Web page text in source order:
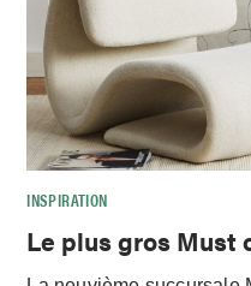
INSPIRATION
Le plus gros Must